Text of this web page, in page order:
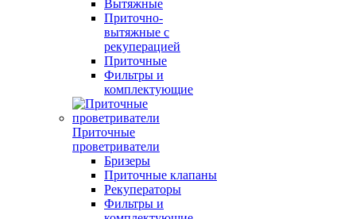
Вытяжные
Приточно-
вытяжные с
рекуперацией
Приточные
Фильтры и
комплектующие
Приточные
проветриватели
Бризеры
Приточные клапаны
Рекуператоры
Фильтры и